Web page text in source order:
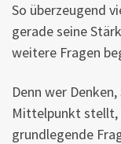
So überzeugend
gerade seine
weitere Fragen
Denn wer
Mittelpunkt stellt,
grundlegende